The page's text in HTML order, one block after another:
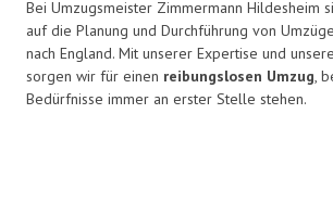
Bei Umzugsmeister Zimmermann Hildesheim
auf die Planung und Durchführung von
nach England. Mit unserer Expertise und
sorgen wir für einen reibungslosen Umzug,
Bedürfnisse immer an erster Stelle stehen.